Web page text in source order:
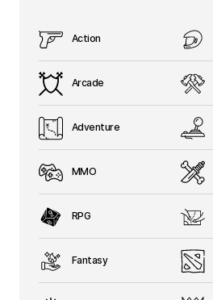
Action
Arcade
Adventure
MMO
RPG
Fantasy